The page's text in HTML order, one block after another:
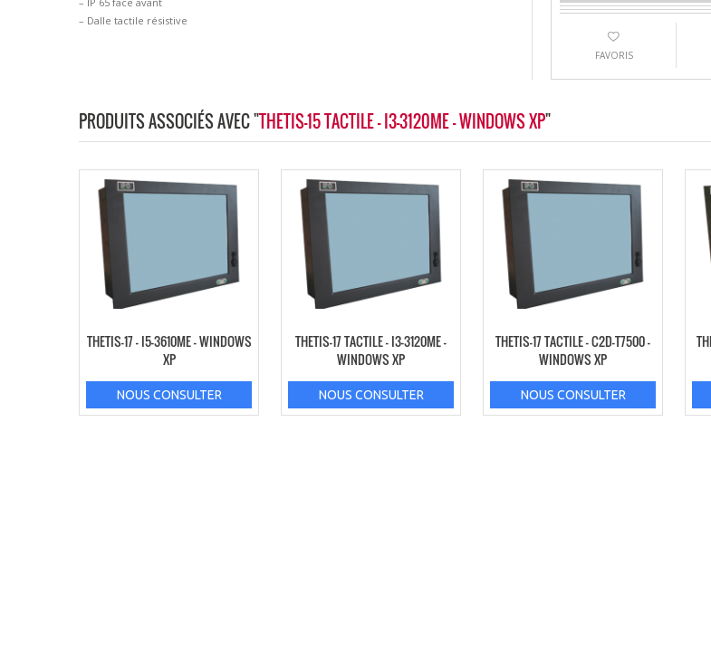
– Dalle tactile résistive
FAVORIS
PRODUITS ASSOCIÉS AVEC "THETIS-15 TACTILE - I3-3120ME - WINDOWS XP"
THETIS-17 – I5-3610ME – WINDOWS
XP
NOUS CONSULTER
THETIS-17 TACTILE – I3-3120ME –
WINDOWS XP
NOUS CONSULTER
THETIS-17 TACTILE – C2D-T7500 –
WINDOWS XP
NOUS CONSULTER